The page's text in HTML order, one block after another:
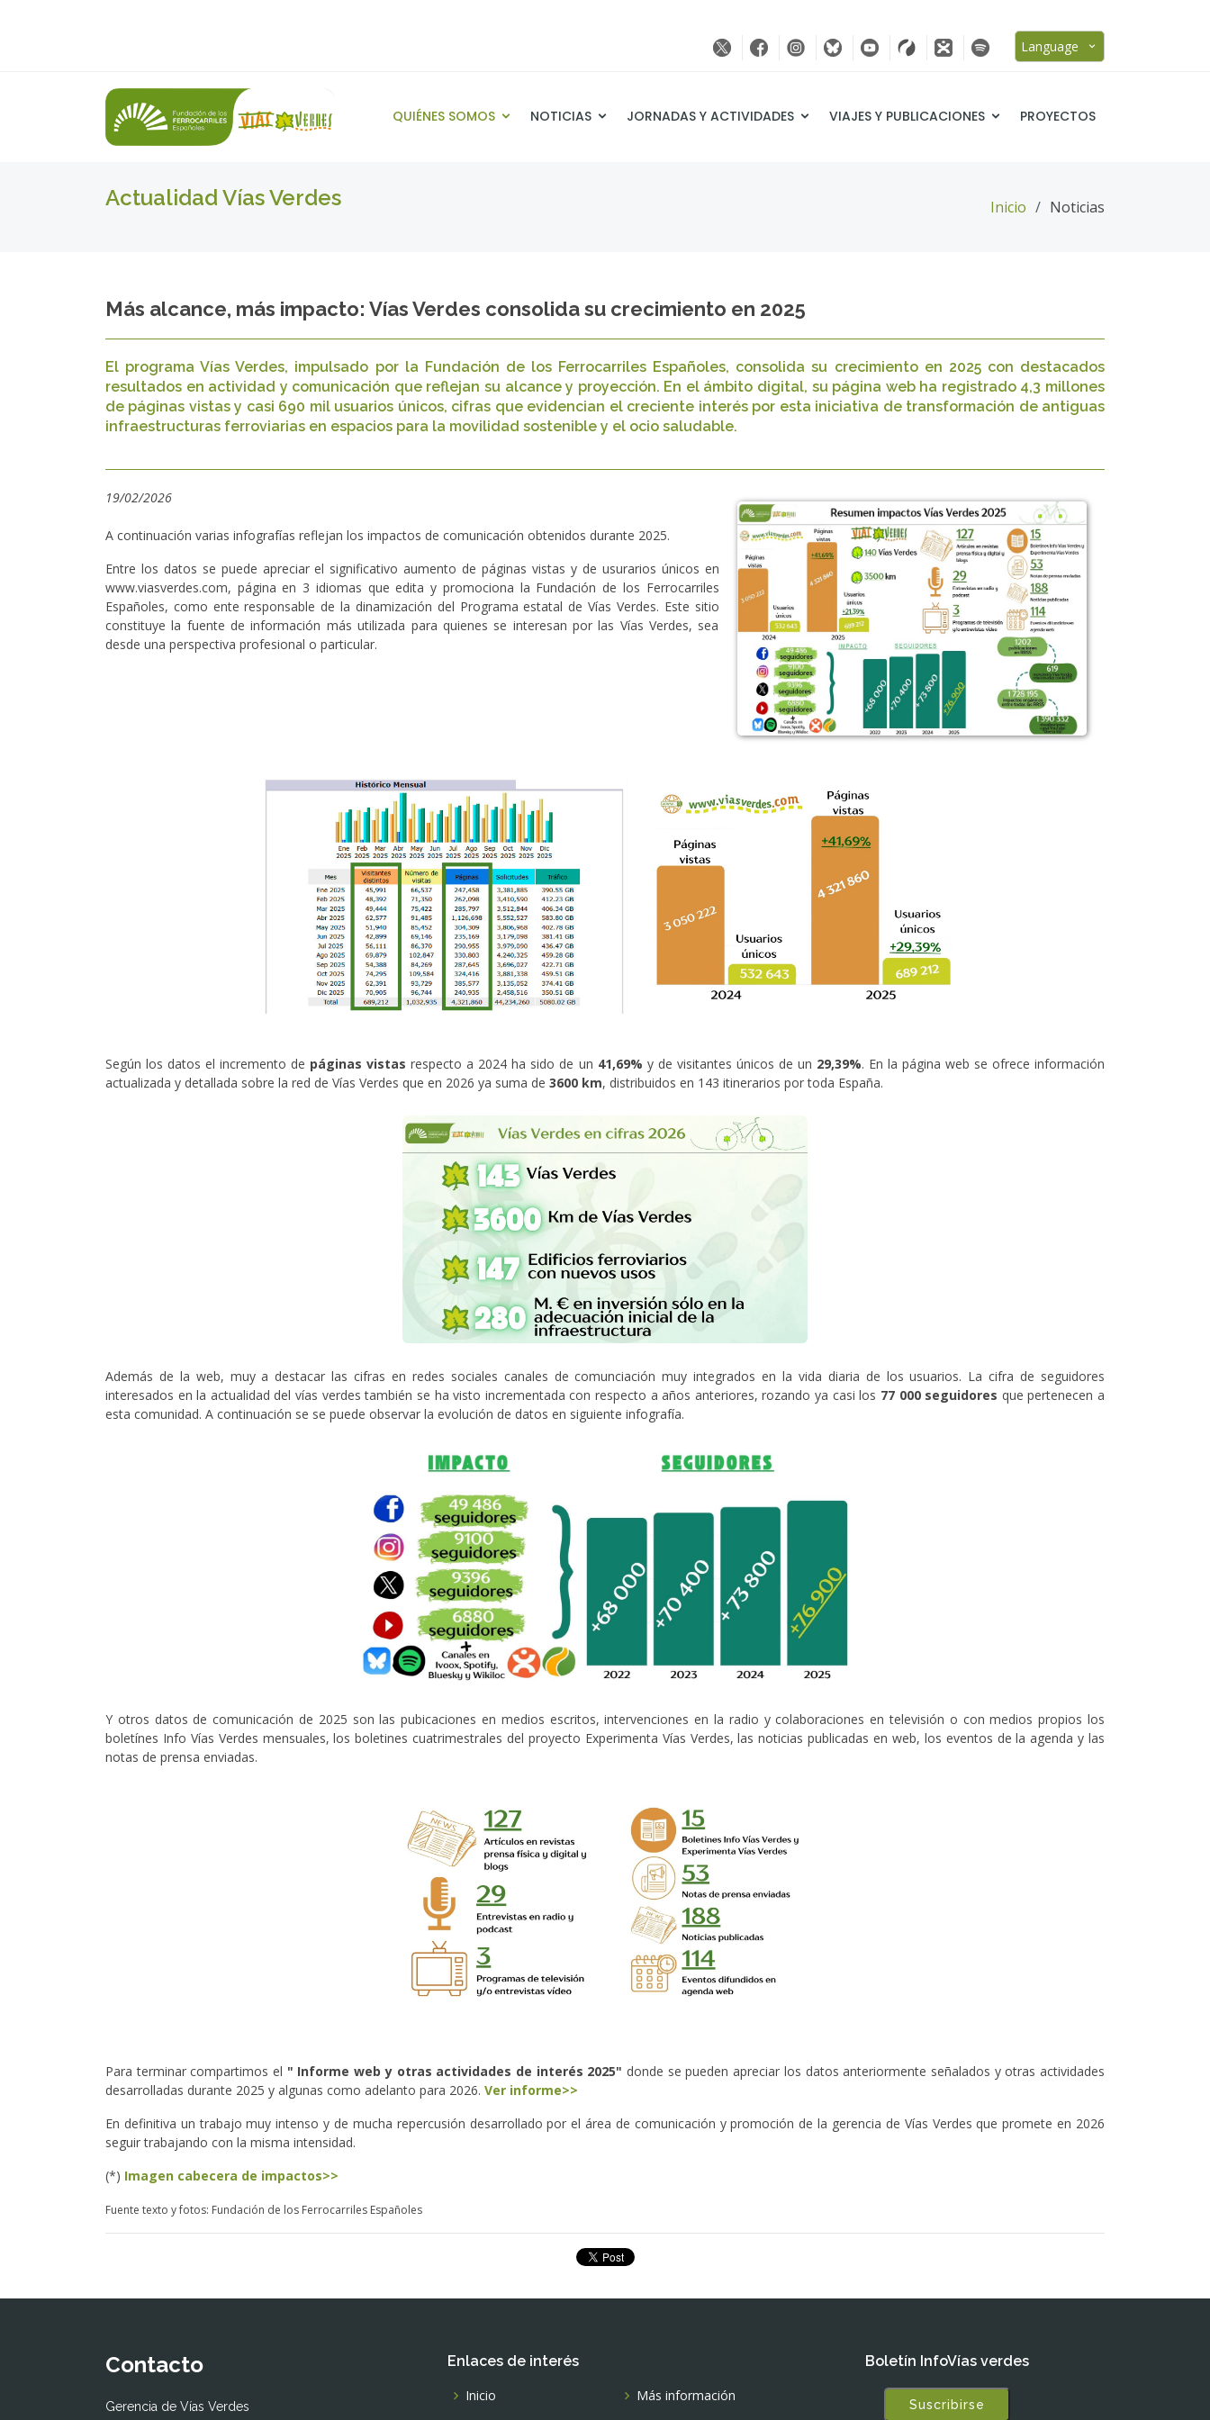
Language
QUIÉNES SOMOS NOTICIAS JORNADAS Y ACTIVIDADES VIAJES Y PUBLICACIONES PROYECTOS
Actualidad Vías Verdes Inicio Noticias
Más alcance, más impacto: Vías Verdes consolida su crecimiento en 2025
El programa Vías Verdes, impulsado por la Fundación de los Ferrocarriles Españoles, consolida su crecimiento en 2025 con destacados
resultados en actividad y comunicación que reflejan su alcance y proyección. En el ámbito digital, su página web ha registrado 4,3 millones
de páginas vistas y casi 690 mil usuarios únicos, cifras que evidencian el creciente interés por esta iniciativa de transformación de antiguas
infraestructuras ferroviarias en espacios para la movilidad sostenible y el ocio saludable.
19/02/2026
A continuación varias infografías reflejan los impactos de comunicación obtenidos durante 2025.
Entre los datos se puede apreciar el significativo aumento de páginas vistas y de usurarios únicos en
www.viasverdes.com, página en 3 idiomas que edita y promociona la Fundación de los Ferrocarriles
Españoles, como ente responsable de la dinamización del Programa estatal de Vías Verdes. Este sitio
constituye la fuente de información más utilizada para quienes se interesan por las Vías Verdes, sea
desde una perspectiva profesional o particular.
Según los datos el incremento de páginas vistas respecto a 2024 ha sido de un 41,69% y de visitantes únicos de un 29,39%. En la página web se ofrece información
actualizada y detallada sobre la red de Vías Verdes que en 2026 ya suma de 3600 km, distribuidos en 143 itinerarios por toda España.
Además de la web, muy a destacar las cifras en redes sociales canales de comunciación muy integrados en la vida diaria de los usuarios. La cifra de seguidores
interesados en la actualidad del vías verdes también se ha visto incrementada con respecto a años anteriores, rozando ya casi los 77 000 seguidores que pertenecen a
esta comunidad. A continuación se se puede observar la evolución de datos en siguiente infografía.
Y otros datos de comunicación de 2025 son las pubicaciones en medios escritos, intervenciones en la radio y colaboraciones en televisión o con medios propios los
boletínes Info Vías Verdes mensuales, los boletines cuatrimestrales del proyecto Experimenta Vías Verdes, las noticias publicadas en web, los eventos de la agenda y las
notas de prensa enviadas.
Para terminar compartimos el " Informe web y otras actividades de interés 2025" donde se pueden apreciar los datos anteriormente señalados y otras actividades
desarrolladas durante 2025 y algunas como adelanto para 2026. Ver informe>>
En definitiva un trabajo muy intenso y de mucha repercusión desarrollado por el área de comunicación y promoción de la gerencia de Vías Verdes que promete en 2026
seguir trabajando con la misma intensidad.
(*) Imagen cabecera de impactos>>
Fuente texto y fotos: Fundación de los Ferrocarriles Españoles
Contacto
Gerencia de Vías Verdes
Enlaces de interés
Inicio
Más información
Boletín InfoVías verdes
Suscribirse